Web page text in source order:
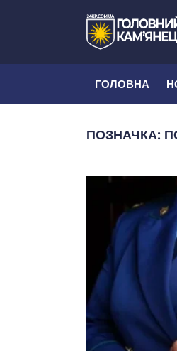
ГОЛОВНА
ПОЗНАЧКА: